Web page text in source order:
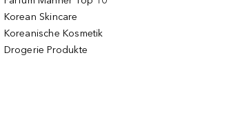
Korean Skincare
Koreanische Kosmetik
Drogerie Produkte